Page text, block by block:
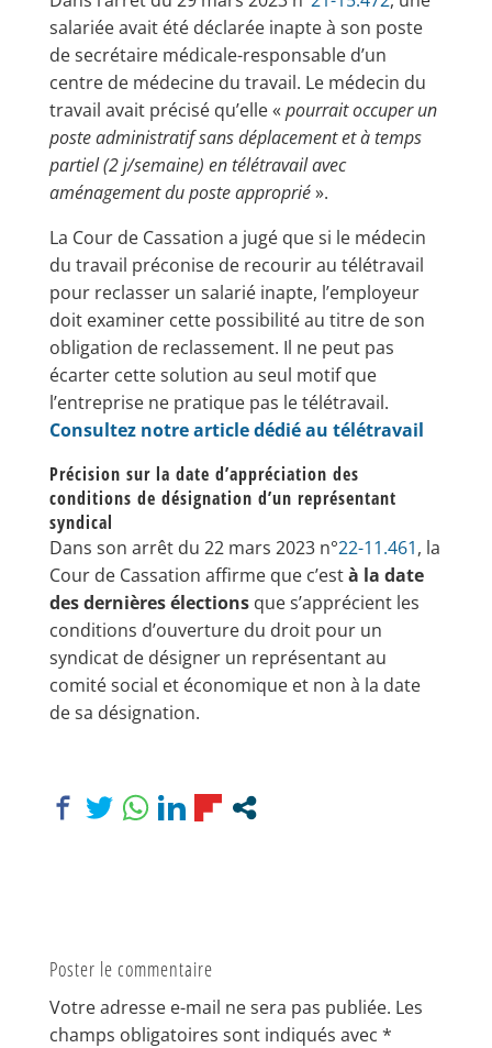
salariée avait été déclarée inapte à son poste
de secrétaire médicale-responsable d’un
centre de médecine du travail. Le médecin du
travail avait précisé qu’elle «pourrait occuper un
poste administratif sans déplacement et à temps
partiel (2 j/semaine) en télétravail avec
aménagement du poste approprié».
La Cour de Cassation a jugé que si le médecin
du travail préconise de recourir au télétravail
pour reclasser un salarié inapte, l’employeur
doit examiner cette possibilité au titre de son
obligation de reclassement. Il ne peut pas
écarter cette solution au seul motif que
l’entreprise ne pratique pas le télétravail.
Consultez notre article dédié au télétravail
Précision sur la date d’appréciation des
conditions de désignation d’un représentant
syndical
Dans son arrêt du 22 mars 2023 n°22-11.461, la
Cour de Cassation affirme que c’està la date
des dernières élections que s’apprécient les
conditions d’ouverture du droit pour un
syndicat de désigner un représentant au
comité social et économique et non à la date
de sa désignation.
Poster le commentaire
Votre adresse e-mail ne sera pas publiée. Les
champs obligatoires sont indiqués avec *